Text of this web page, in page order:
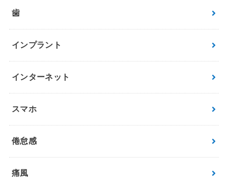
歯
インプラント
インターネット
スマホ
倦怠感
痛風